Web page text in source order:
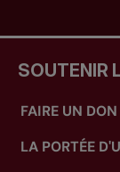
SOUTENIR
FAIRE UN
LA PORTÉE